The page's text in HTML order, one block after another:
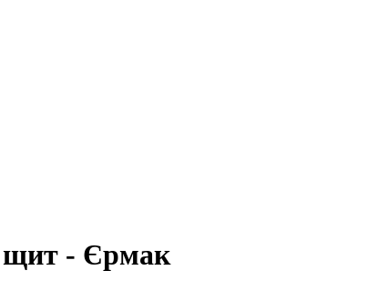
щит - Єрмак